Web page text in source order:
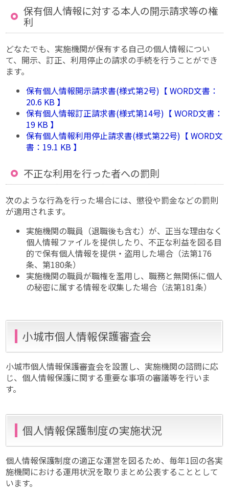
保有個人情報に対する本人の開示請求等の権
利
どなたでも、実施機関が保有する自己の個人情報につい
て、開示、訂正、利用停止の請求の手続を行うことができ
ます。
保有個人情報開示請求書(様式第2号)【 WORD文書：
20.6 KB 】
保有個人情報訂正請求書(様式第14号)【 WORD文書：
19 KB 】
保有個人情報利用停止請求書(様式第22号)【 WORD文
書：19.1 KB 】
不正な利用を行った者への罰則
次のような行為を行った場合には、懲役や罰金などの罰則
が適用されます。
実施機関の職員（退職後も含む）が、正当な理由なく
個人情報ファイルを提供したり、不正な利益を図る目
的で保有個人情報を提供・盗用した場合（法第176
条、第180条）
実施機関の職員が職権を濫用し、職務と無関係に個人
の秘密に属する情報を収集した場合（法第181条）
小城市個人情報保護審査会
小城市個人情報保護審査会を設置し、実施機関の諮問に応
じ、個人情報保護に関する重要な事項の審議等を行いま
す。
個人情報保護制度の実施状況
個人情報保護制度の適正な運営を図るため、毎年1回の各実
施機関における運用状況を取りまとめ公表することとして
います。